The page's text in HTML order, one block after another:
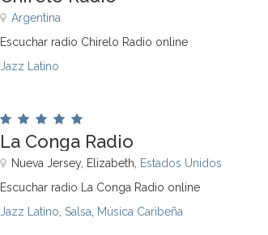
Argentina
Escuchar radio Chirelo Radio online
Jazz Latino
La Conga Radio
Nueva Jersey, Elizabeth,
Estados Unidos
Escuchar radio La Conga Radio online
Jazz Latino Salsa Música Caribeña